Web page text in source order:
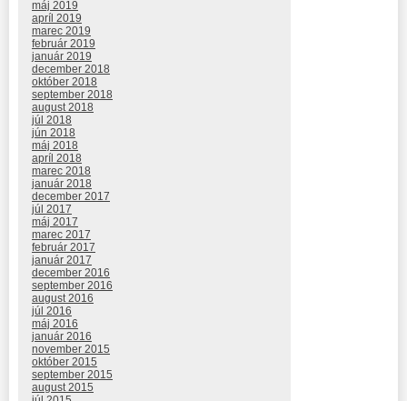
máj 2019
apríl 2019
marec 2019
február 2019
január 2019
december 2018
október 2018
september 2018
august 2018
júl 2018
jún 2018
máj 2018
apríl 2018
marec 2018
január 2018
december 2017
júl 2017
máj 2017
marec 2017
február 2017
január 2017
december 2016
september 2016
august 2016
júl 2016
máj 2016
január 2016
november 2015
október 2015
september 2015
august 2015